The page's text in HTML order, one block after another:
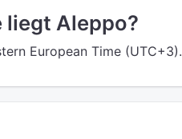
liegt Aleppo?
European Time (UTC+3).